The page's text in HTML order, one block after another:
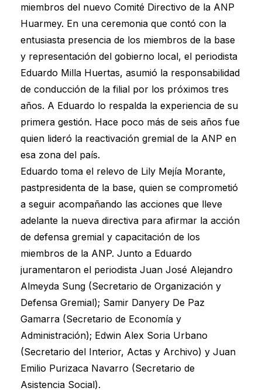
miembros del nuevo Comité Directivo de la ANP
Huarmey. En una ceremonia que contó con la
entusiasta presencia de los miembros de la base
y representación del gobierno local, el periodista
Eduardo Milla Huertas, asumió la responsabilidad
de conducción de la filial por los próximos tres
años. A Eduardo lo respalda la experiencia de su
primera gestión. Hace poco más de seis años fue
quien lideró la reactivación gremial de la ANP en
esa zona del país.
Eduardo toma el relevo de Lily Mejía Morante,
pastpresidenta de la base, quien se comprometió
a seguir acompañando las acciones que lleve
adelante la nueva directiva para afirmar la acción
de defensa gremial y capacitación de los
miembros de la ANP. Junto a Eduardo
juramentaron el periodista Juan José Alejandro
Almeyda Sung (Secretario de Organización y
Defensa Gremial); Samir Danyery De Paz
Gamarra (Secretario de Economía y
Administración); Edwin Alex Soria Urbano
(Secretario del Interior, Actas y Archivo) y Juan
Emilio Purizaca Navarro (Secretario de
Asistencia Social).